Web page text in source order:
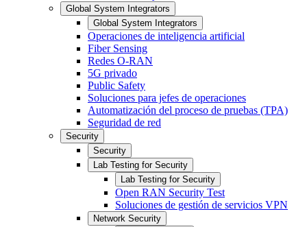
Global System Integrators
Global System Integrators
Operaciones de inteligencia artificial
Fiber Sensing
Redes O-RAN
5G privado
Public Safety
Soluciones para jefes de operaciones
Automatización del proceso de pruebas (TPA)
Seguridad de red
Security
Security
Lab Testing for Security
Lab Testing for Security
Open RAN Security Test
Soluciones de gestión de servicios VPN
Network Security